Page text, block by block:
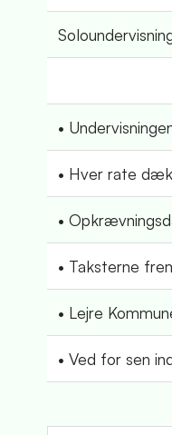
•
• Hver rate
•
• Taksterne
• Lejre
• Ved for sen